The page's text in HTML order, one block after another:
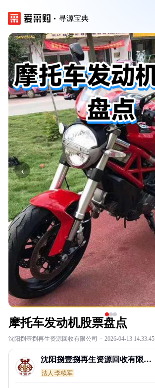
寻源宝典
‹
摩托车发动机股票盘点
沈阳捌壹捌再生资源回收有限公司 · 2026-04-13 14:33:45
沈阳捌壹捌再生资源回收有限公
司
法人:李续军